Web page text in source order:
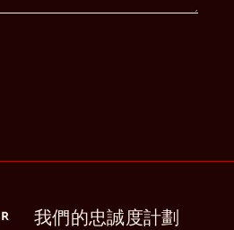
我們的忠誠度計劃